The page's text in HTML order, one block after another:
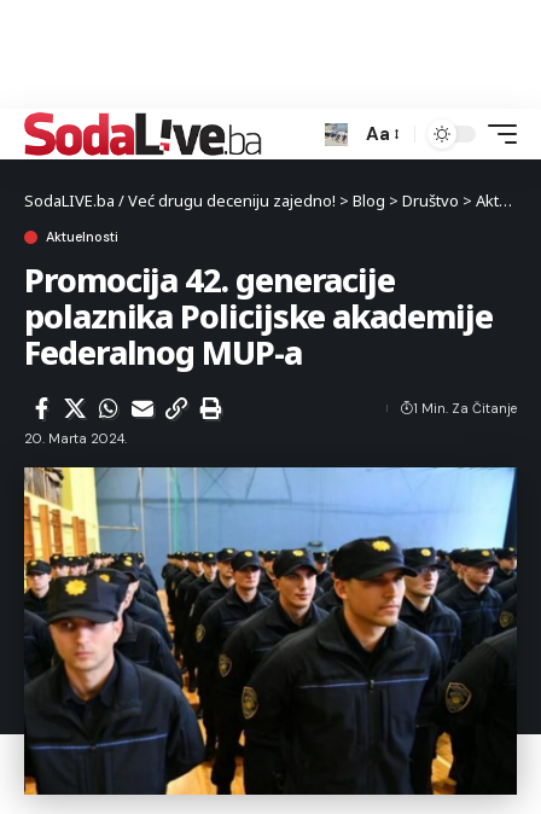
Aa
SodaLIVE.ba / Već drugu deceniju zajedno! > Blog > Društvo > Aktuelnosti
Aktuelnosti
Promocija 42. generacije
polaznika Policijske akademije
Federalnog MUP-a
20. Marta 2024.
1 Min. Za Čitanje